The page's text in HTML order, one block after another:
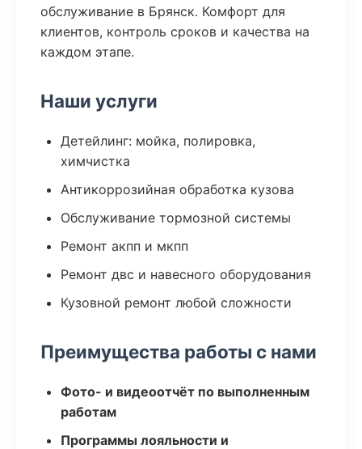
обслуживание в Брянск. Комфорт для
клиентов, контроль сроков и качества на
каждом этапе.
Наши услуги
Детейлинг: мойка, полировка,
химчистка
Антикоррозийная обработка кузова
Обслуживание тормозной системы
Ремонт акпп и мкпп
Ремонт двс и навесного оборудования
Кузовной ремонт любой сложности
Преимущества работы с нами
Фото- и видеоотчёт по выполненным
работам
Программы лояльности и